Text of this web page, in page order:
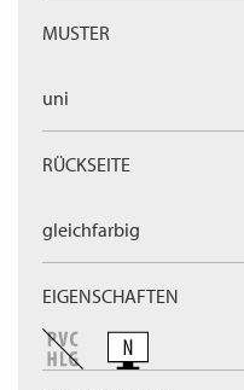
MUSTER
uni
RÜCKSEITE
gleichfarbig
EIGENSCHAFTEN